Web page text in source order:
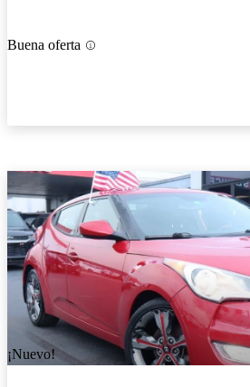
Buena oferta
¡Nuevo!